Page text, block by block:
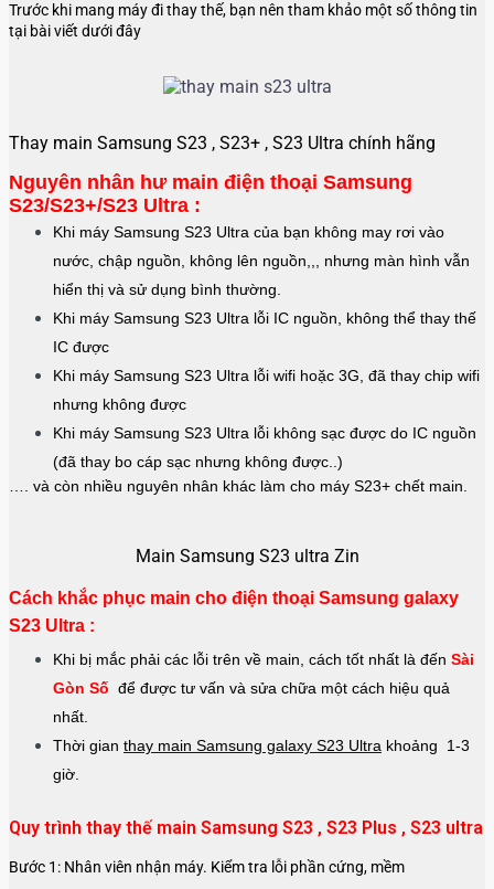
Trước khi mang máy đi thay thế, bạn nên tham khảo một số thông tin
tại bài viết dưới đây
Thay main Samsung S23 , S23+ , S23 Ultra chính hãng
Nguyên nhân hư main điện thoại Samsung
S23/S23+/S23 Ultra :
Khi máy Samsung S23 Ultra của bạn không may rơi vào
nước, chập nguồn, không lên nguồn,,, nhưng màn hình vẫn
hiển thị và sử dụng bình thường.
Khi máy Samsung S23 Ultra lỗi IC nguồn, không thể thay thế
IC được
Khi máy Samsung S23 Ultra lỗi wifi hoặc 3G, đã thay chip wifi
nhưng không được
Khi máy Samsung S23 Ultra lỗi không sạc được do IC nguồn
(đã thay bo cáp sạc nhưng không được..)
…. và còn nhiều nguyên nhân khác làm cho máy S23+ chết main.
Main Samsung S23 ultra Zin
Cách khắc phục main cho điện thoại Samsung galaxy
S23 Ultra :
Khi bị mắc phải các lỗi trên về main, cách tốt nhất là đến Sài
Gòn Số để được tư vấn và sửa chữa một cách hiệu quả
nhất.
Thời gian thay main Samsung galaxy S23 Ultra khoảng 1-3
giờ.
Quy trình thay thế main Samsung S23 , S23 Plus , S23 ultra
Bước 1: Nhân viên nhận máy. Kiểm tra lỗi phần cứng, mềm